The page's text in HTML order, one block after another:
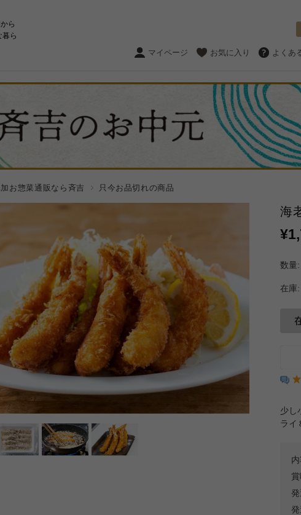
ら
暮ら
マイページ お気に入り よくあ
お惣菜通販なら斉吉 只今お品切れの商品
海
数量:
在庫:
少し
ライ